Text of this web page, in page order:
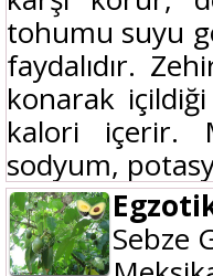
tohumu suyu
faydalıdır.
konarak
kalori içerir.
sodyum,
Sebze